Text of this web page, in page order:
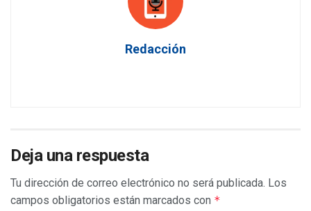
Redacción
Deja una respuesta
Tu dirección de correo electrónico no será publicada. Los
campos obligatorios están marcados con *